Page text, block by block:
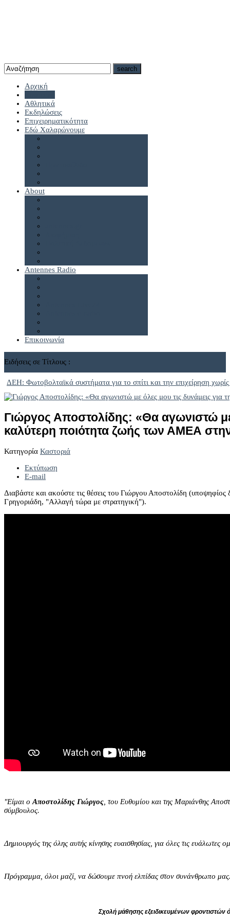
Αρχική
Αθλητικά
Εκδηλώσεις
Επιχειρηματικότητα
Εδώ Χαλαρώνουμε
About
Antennes Radio
Επικοινωνία
Ειδήσεις σε Τίτλους :
ΔΕΗ: Φωτοβολταϊκά συστήματα για το σπίτι και την επιχείρηση
Γιώργος Αποστολίδης: «Θα αγωνιστώ με
καλύτερη ποιότητα ζωής των ΑΜΕΑ
Κατηγορία Καστοριά
Εκτύπωση
E-mail
Διαβάστε και ακούστε τις θέσεις του Γιώργου Αποστολίδη
Γρηγοριάδη, "Αλλαγή τώρα με στρατηγική").
"Είμαι οΑποστολίδης Γιώργος, του Ευθυμίου και της Μαριάνθης
σύμβουλος.
Δημιουργός της όλης αυτής κίνησης ευαισθησίας, για όλες τις ευάλωτες
Πρόγραμμα, όλοι μαζί, να δώσουμε πνοή ελπίδας στον συνάνθρωπο
Σχολή μάθησης εξειδικευμένων